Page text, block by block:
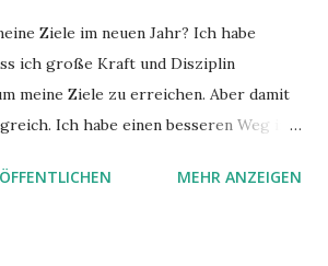
Ziele im neuen Jahr? Ich habe
ich große Kraft und Disziplin
meine Ziele zu erreichen. Aber damit
Ich habe einen besseren Weg in
ich zwei gute Begründungen gefunden,
MEHR ANZEIGEN